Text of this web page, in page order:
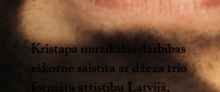
Kristapa muzikālās darbības
sākotne saistīta ar džeza trio